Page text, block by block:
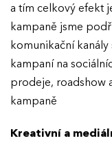
a tím celkový efekt
kampaně jsme
komunikační
kampaní na
prodeje, roadshow
kampaně
Kreativní a